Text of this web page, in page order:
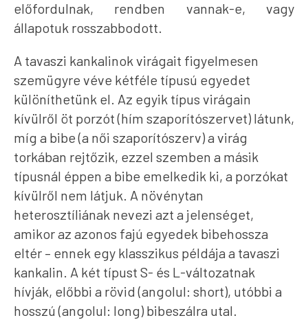
előfordulnak, rendben vannak-e, vagy
állapotuk rosszabbodott.
A tavaszi kankalinok virágait figyelmesen
szemügyre véve kétféle típusú egyedet
különíthetünk el. Az egyik típus virágain
kívülről öt porzót (hím szaporítószervet) látunk,
míg a bibe (a női szaporítószerv) a virág
torkában rejtőzik, ezzel szemben a másik
típusnál éppen a bibe emelkedik ki, a porzókat
kívülről nem látjuk. A növénytan
heterosztíliának nevezi azt a jelenséget,
amikor az azonos fajú egyedek bibehossza
eltér – ennek egy klasszikus példája a tavaszi
kankalin. A két típust S- és L-változatnak
hívják, előbbi a rövid (angolul: short), utóbbi a
hosszú (angolul: long) bibeszálra utal.